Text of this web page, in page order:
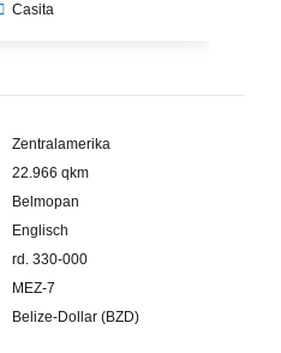
Casita
Zentralamerika
22.966 qkm
Belmopan
Englisch
rd. 330-000
MEZ-7
Belize-Dollar (BZD)